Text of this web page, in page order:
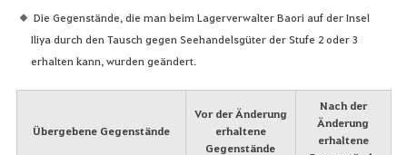
Die Gegenstände, die man beim Lagerverwalter Baori auf der Insel
Iliya durch den Tausch gegen Seehandelsgüter der Stufe 2 oder 3
erhalten kann, wurden geändert.
Übergebene Gegenstände
Vor der Änderung
erhaltene
Gegenstände
Nach der
Änderung
erhaltene